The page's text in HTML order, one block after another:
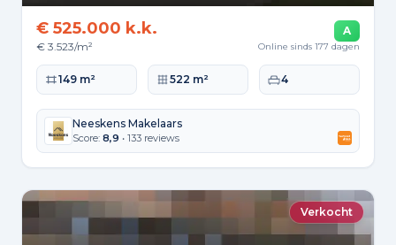
€ 525.000 k.k.
€ 3.523/m²
A
Online sinds 177 dagen
Woonoppervlakte
149 m² Perceeloppervlakte
522 m² Slaapkamers
4
Neeskens Makelaars
Score: 8,9 • 133 reviews
Verkocht